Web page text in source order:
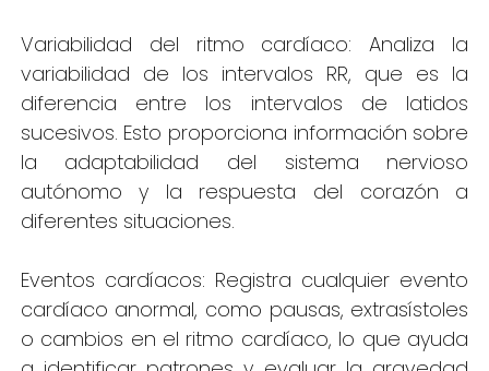
Variabilidad del ritmo cardíaco: Analiza la
variabilidad de los intervalos RR, que es la
diferencia entre los intervalos de latidos
sucesivos. Esto proporciona información sobre
la adaptabilidad del sistema nervioso
autónomo y la respuesta del corazón a
diferentes situaciones.
Eventos cardíacos: Registra cualquier evento
cardíaco anormal, como pausas, extrasístoles
o cambios en el ritmo cardíaco, lo que ayuda